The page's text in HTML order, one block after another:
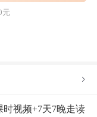
元
时视频+7天7晚走读